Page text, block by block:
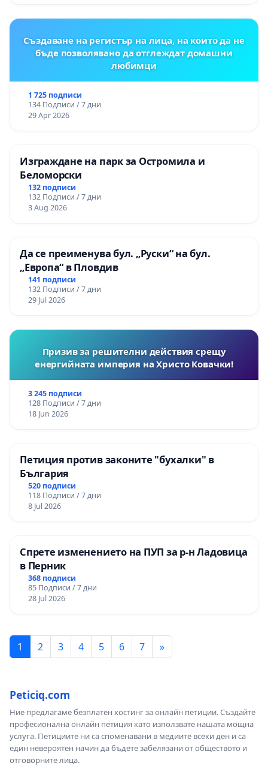
Създаване на регистър на лица, на които да не
бъде позволявано да отглеждат домашни
любимци
1 725 подписи
134 Подписи / 7 дни
29 Apr 2026
Изграждане на парк за Остромила и
Беломорски
132 подписи
132 Подписи / 7 дни
3 Aug 2026
Да се преименува бул. „Руски“ на бул.
„Европа“ в Пловдив
141 подписи
132 Подписи / 7 дни
29 Jul 2026
Призив за решителни действия срещу
енергийната империя на Христо Ковачки!
3 245 подписи
128 Подписи / 7 дни
18 Jun 2026
Петиция против законите "бухалки" в
България
520 подписи
118 Подписи / 7 дни
8 Jul 2026
Спрете изменението на ПУП за р-н Ладовица
в Перник
368 подписи
85 Подписи / 7 дни
28 Jul 2026
1 2 3 4 5 6 7 »
Peticiq.com
Ние предлагаме безплатен хостинг за онлайн петиции. Създайте
професионална онлайн петиция като използвате нашата мощна
услуга. Петициите ни са споменавани в медиите всеки ден и са
един невероятен начин да бъдете забелязани от обществото и
отговорните лица.